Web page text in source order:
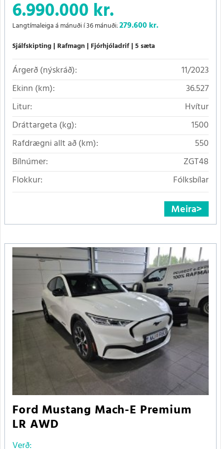
6.990.000 kr.
Langtímaleiga á mánuði í 36 mánuði:279.600kr.
Sjálfskipting Rafmagn Fjórhjóladrif 5 sæta
Árgerð (nýskráð):
11/2023
Ekinn (km):
36.527
Litur:
Hvítur
Dráttargeta (kg):
1500
Rafdrægni allt að (km):
550
Bílnúmer:
ZGT48
Flokkur:
Fólksbílar
Meira
Ford Mustang Mach-E Premium
LR AWD
Verð: